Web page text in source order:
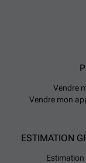
Vendre
Vendre mon
ESTIMATION